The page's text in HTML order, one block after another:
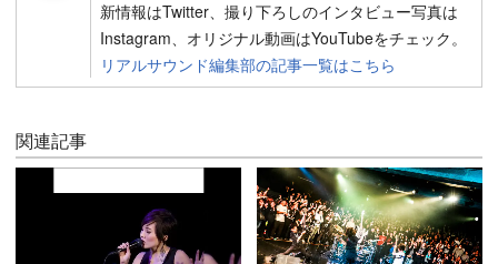
新情報はTwitter、撮り下ろしのインタビュー写真は
Instagram、オリジナル動画はYouTubeをチェック。
リアルサウンド編集部の記事一覧はこちら
関連記事